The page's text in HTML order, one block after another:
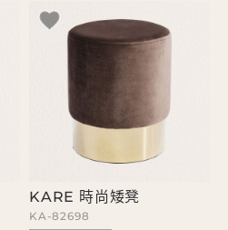
KARE 時尚矮凳
KA-82698